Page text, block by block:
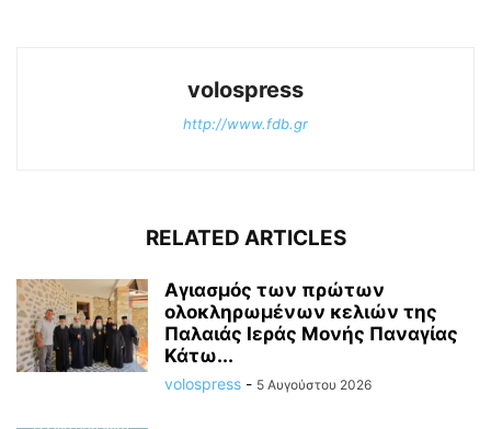
volospress
http://www.fdb.gr
RELATED ARTICLES
Αγιασμός των πρώτων
ολοκληρωμένων κελιών της
Παλαιάς Ιεράς Μονής Παναγίας
Κάτω...
volospress - 5 Αυγούστου 2026